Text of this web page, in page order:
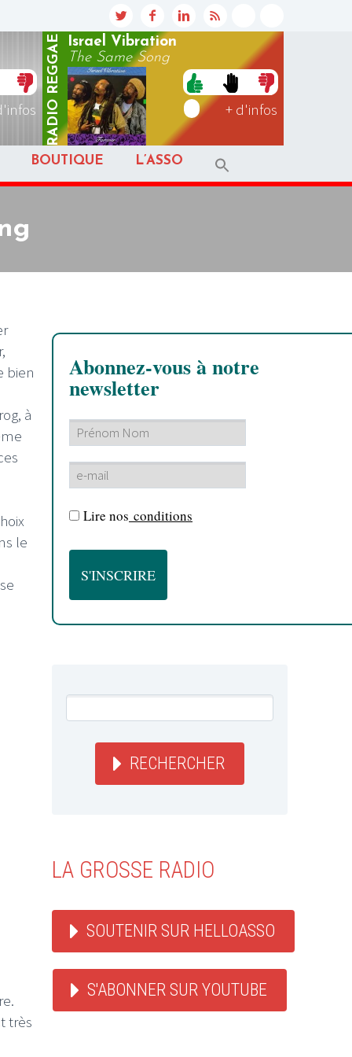
RADIO
REGGAE
Israel Vibration
The Same Song
+ d'infos
BOUTIQUE L’ASSO
bien
à
le
très
Abonnez-vous à notre
newsletter
Lire nos conditions
RECHERCHER
LA GROSSE RADIO
SOUTENIR SUR HELLOASSO
S'ABONNER SUR YOUTUBE